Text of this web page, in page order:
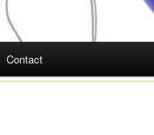
Contact